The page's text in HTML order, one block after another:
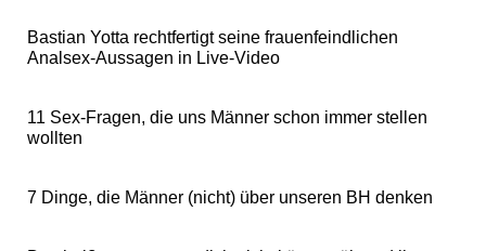
Bastian Yotta rechtfertigt seine frauenfeindlichen
Analsex-Aussagen in Live-Video
11 Sex-Fragen, die uns Männer schon immer stellen
wollten
7 Dinge, die Männer (nicht) über unseren BH denken